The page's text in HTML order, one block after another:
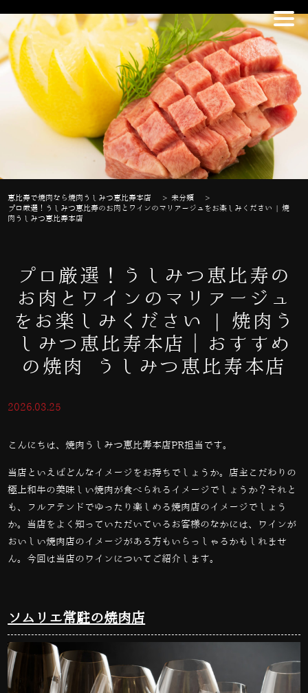
恵比寿で焼肉なら焼肉うしみつ恵比寿本店 >未分類
>
プロ厳選！うしみつ恵比寿のお肉とワインのマリアージュをお楽しみください | 焼
肉うしみつ恵比寿本店
プロ厳選！うしみつ恵比寿の
お肉とワインのマリアージュ
をお楽しみください | 焼肉う
しみつ恵比寿本店｜おすすめ
の焼肉 うしみつ恵比寿本店
2026.03.25
こんにちは、焼肉うしみつ恵比寿本店PR担当です。
当店といえばどんなイメージをお持ちでしょうか。店主こだわりの
極上和牛の美味しい焼肉が食べられるイメージでしょうか？それと
も、フルアテンドでゆったり楽しめる焼肉店のイメージでしょう
か。当店をよく知っていただいているお客様のなかには、ワインが
おいしい焼肉店のイメージがある方もいらっしゃるかもしれませ
ん。今回は当店のワインについてご紹介します。
ソムリエ常駐の焼肉店